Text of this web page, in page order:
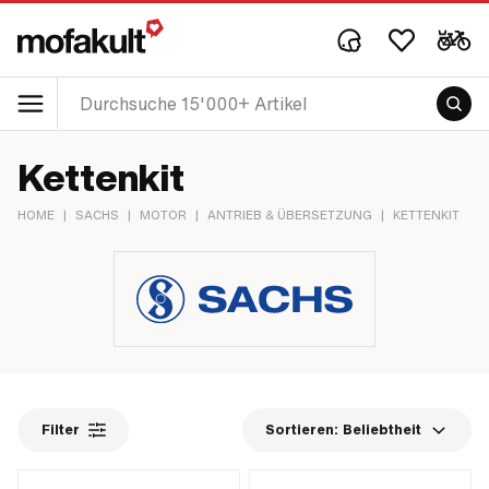
Kettenkit
HOME | SACHS | MOTOR | ANTRIEB & ÜBERSETZUNG | KETTENKIT
Filter Sortieren: Beliebtheit